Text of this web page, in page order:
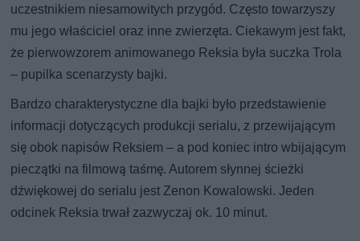
uczestnikiem niesamowitych przygód. Często towarzyszy
mu jego właściciel oraz inne zwierzęta. Ciekawym jest fakt,
że pierwowzorem animowanego Reksia była suczka Trola
– pupilka scenarzysty bajki.
Bardzo charakterystyczne dla bajki było przedstawienie
informacji dotyczących produkcji serialu, z przewijającym
się obok napisów Reksiem – a pod koniec intro wbijającym
pieczątki na filmową taśmę. Autorem słynnej ścieżki
dźwiękowej do serialu jest Zenon Kowalowski. Jeden
odcinek Reksia trwał zazwyczaj ok. 10 minut.